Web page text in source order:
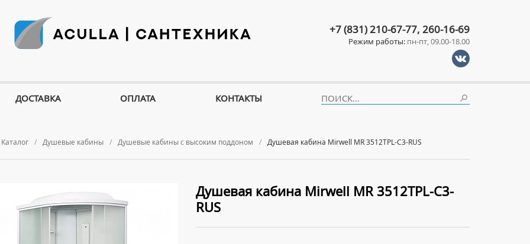
Каталог Душевые кабины Душевые кабины с высоким поддоном Душевая кабина Mirwell MR 3512TPL-C3-RUS
Душевая кабина Mirwell MR 3512TPL-C3-
RUS
+7 (831) 210-67-77, 260-16-69
Режим работы: пн-пт, 09.00-18.00
ДОСТАВКА ОПЛАТА КОНТАКТЫ